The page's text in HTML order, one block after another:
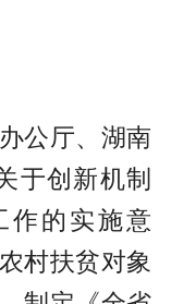
公厅、湖南
于创新机制
作的实施意
村扶贫对象